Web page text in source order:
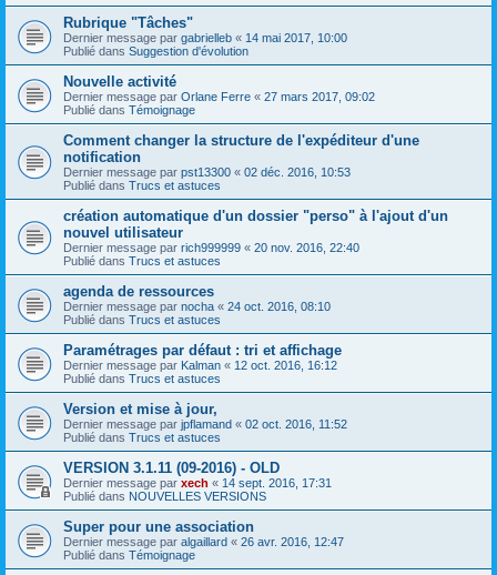
Rubrique "Tâches"
Dernier message par gabrielleb « 14 mai 2017, 10:00
Publié dans Suggestion d'évolution
Nouvelle activité
Dernier message par Orlane Ferre « 27 mars 2017, 09:02
Publié dans Témoignage
Comment changer la structure de l'expéditeur d'une
notification
Dernier message par pst13300 « 02 déc. 2016, 10:53
Publié dans Trucs et astuces
création automatique d'un dossier "perso" à l'ajout d'un
nouvel utilisateur
Dernier message par rich999999 « 20 nov. 2016, 22:40
Publié dans Trucs et astuces
agenda de ressources
Dernier message par nocha « 24 oct. 2016, 08:10
Publié dans Trucs et astuces
Paramétrages par défaut : tri et affichage
Dernier message par Kalman « 12 oct. 2016, 16:12
Publié dans Trucs et astuces
Version et mise à jour,
Dernier message par jpflamand « 02 oct. 2016, 11:52
Publié dans Trucs et astuces
VERSION 3.1.11 (09-2016) - OLD
Dernier message par xech « 14 sept. 2016, 17:31
Publié dans NOUVELLES VERSIONS
Super pour une association
Dernier message par algaillard « 26 avr. 2016, 12:47
Publié dans Témoignage